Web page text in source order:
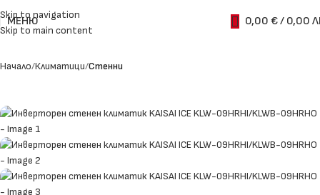
Skip to navigation
Skip to main content
МЕНЮ 0,00 €/ 0,00
Начало Климатици Стенни